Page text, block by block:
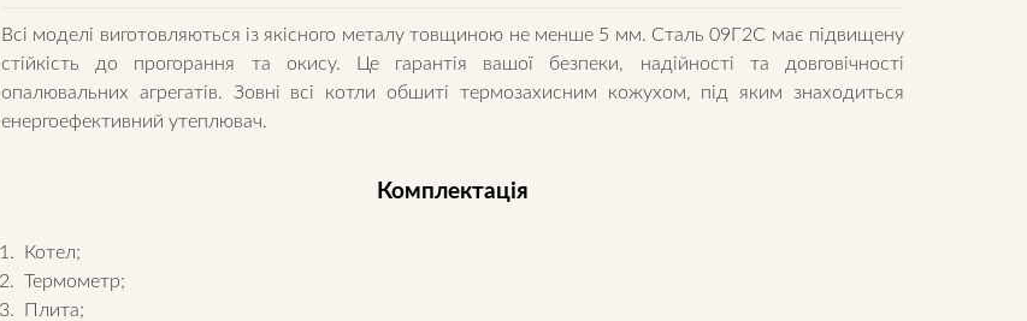
Всі моделі виготовляються із якісного металу товщиною не менше 5 мм. Сталь 09Г2С має підвищену
стійкість до прогорання та окису. Це гарантія вашої безпеки, надійності та довговічності
опалювальних агрегатів. Зовні всі котли обшиті термозахисним кожухом, під яким знаходиться
енергоефективний утеплювач.
Комплектація
Котел;
Термометр;
Плита;